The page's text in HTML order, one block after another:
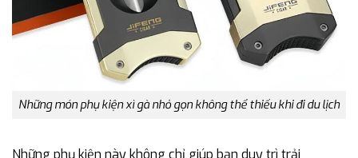
Những món phụ kiện xì gà nhỏ gọn không thể thiếu khi đi du lịch
Những phụ kiện này không chỉ giúp bạn duy trì trải